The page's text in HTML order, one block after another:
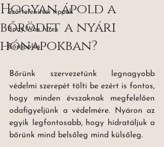
Szőrtelenítési tippek
Body Wax hírek
Bőrápolás
Hogyan ápold a
bőrödet a nyári
hónapokban?
Bőrünk szervezetünk legnagyobb
védelmi szerepét tölti be ezért is fontos,
hogy minden évszaknak megfelelően
odafigyeljünk a védelmére. Nyáron az
egyik legfontosabb, hogy hidratáljuk a
bőrünk mind belsőleg mind külsőleg.